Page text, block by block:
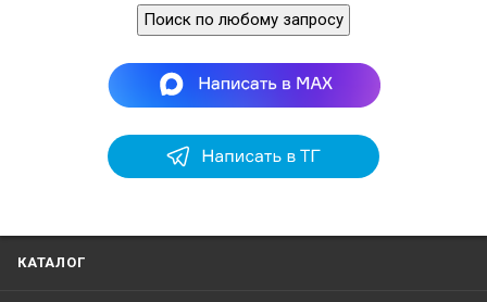
Поиск по любому запросу
КАТАЛОГ